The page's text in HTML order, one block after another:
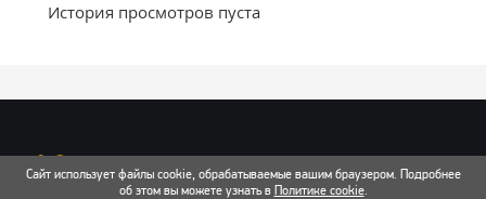
История просмотров пуста
info@mixtcar.ru
Почта для связи
Сайт использует файлы cookie, обрабатываемые вашим браузером. Подробнее
об этом вы можете узнать в Политике cookie.